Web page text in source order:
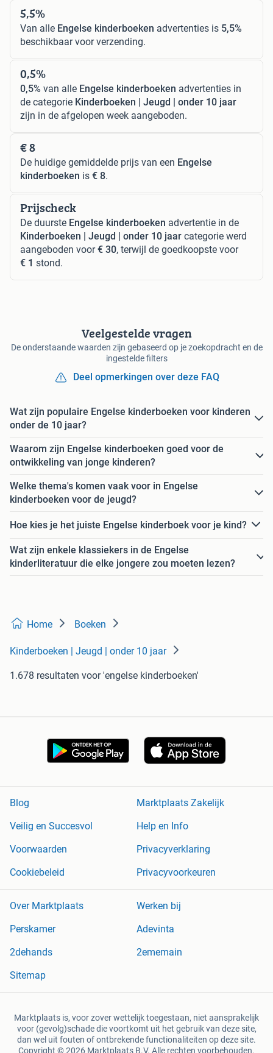
5,5%
Van alle Engelse kinderboeken advertenties is 5,5%
beschikbaar voor verzending.
0,5%
0,5% van alle Engelse kinderboeken advertenties in
de categorie Kinderboeken | Jeugd | onder 10 jaar
zijn in de afgelopen week aangeboden.
€ 8
De huidige gemiddelde prijs van een Engelse
kinderboeken is € 8.
Prijscheck
De duurste Engelse kinderboeken advertentie in de
Kinderboeken | Jeugd | onder 10 jaar categorie werd
aangeboden voor€ 30, terwijl de goedkoopste voor
€ 1 stond.
Veelgestelde vragen
De onderstaande waarden zijn gebaseerd op je zoekopdracht en de
ingestelde filters
Deel opmerkingen over deze FAQ
Wat zijn populaire Engelse kinderboeken voor kinderen
onder de 10 jaar?
Waarom zijn Engelse kinderboeken goed voor de
ontwikkeling van jonge kinderen?
Welke thema's komen vaak voor in Engelse
kinderboeken voor de jeugd?
Hoe kies je het juiste Engelse kinderboek voor je kind?
Wat zijn enkele klassiekers in de Engelse
kinderliteratuur die elke jongere zou moeten lezen?
Home Boeken
Kinderboeken | Jeugd | onder 10 jaar
1.678 resultaten voor 'engelse kinderboeken'
Blog
Marktplaats Zakelijk
Veilig en Succesvol
Help en Info
Voorwaarden
Privacyverklaring
Cookiebeleid
Privacyvoorkeuren
Over Marktplaats
Werken bij
Perskamer
Adevinta
2dehands
2ememain
Sitemap
Marktplaats is, voor zover wettelijk toegestaan, niet aansprakelijk
voor (gevolg)schade die voortkomt uit het gebruik van deze site,
dan wel uit fouten of ontbrekende functionaliteiten op deze site.
Copyright © 2026 Marktplaats B.V. Alle rechten voorbehouden.